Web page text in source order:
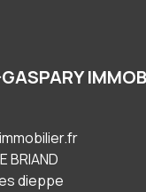
BRIAND
dieppe